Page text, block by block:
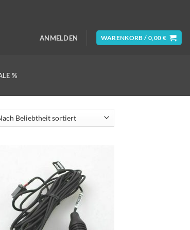
ANMELDEN WARENKORB / 0,00 €
%